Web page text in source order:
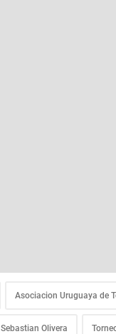
Asociacion Uruguaya de
Sebastian Olivera